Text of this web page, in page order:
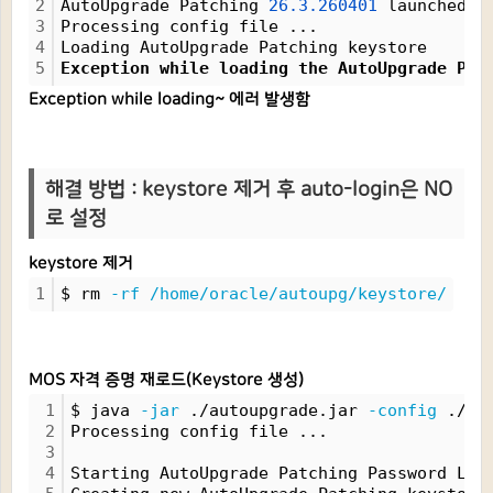
2
3
4
5
AutoUpgrade Patching 26.3.260401 launched
Processing config file ...
Loading AutoUpgrade Patching keystore
Exception while loading the AutoUpgrade
Exception while loading~ 에러 발생함
해결 방법 : keystore 제거 후 auto-login은 NO
로 설정
keystore 제거
1 $ rm -rf /home/oracle/autoupg/keystore/
MOS 자격 증명 재로드(Keystore 생성)
1
2
3
4
$ java -jar ./autoupgrade.jar -config ./
Processing config file ...
Starting AutoUpgrade Patching Password